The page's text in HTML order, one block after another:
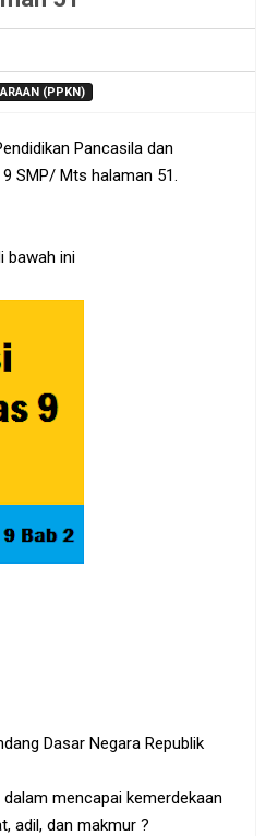
(PPKN)
Pancasila dan
SMP/ Mts halaman 51.
bawah ini
Dasar Negara Republik
mencapai kemerdekaan
adil, dan makmur ?